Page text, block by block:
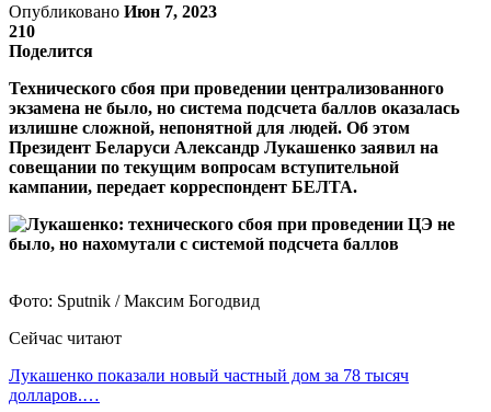
Опубликовано Июн 7, 2023
210
Поделится
Технического сбоя при проведении централизованного
экзамена не было, но система подсчета баллов оказалась
излишне сложной, непонятной для людей. Об этом
Президент Беларуси Александр Лукашенко заявил на
совещании по текущим вопросам вступительной
кампании, передает корреспондент БЕЛТА.
Фото: Sputnik / Максим Богодвид
Сейчас читают
Лукашенко показали новый частный дом за 78 тысяч
долларов.…